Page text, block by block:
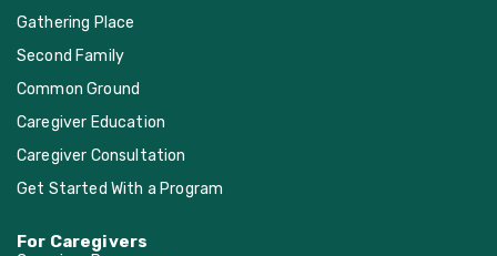
Gathering Place
Second Family
Common Ground
Caregiver Education
Caregiver Consultation
Get Started With a Program
For Caregivers